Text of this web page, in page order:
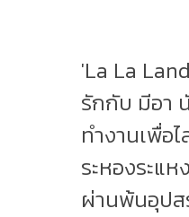
'La La
รักกับ มีอา
ทำงานเพื่อ
ระหองระแ
ผ่านพ้นอุปส